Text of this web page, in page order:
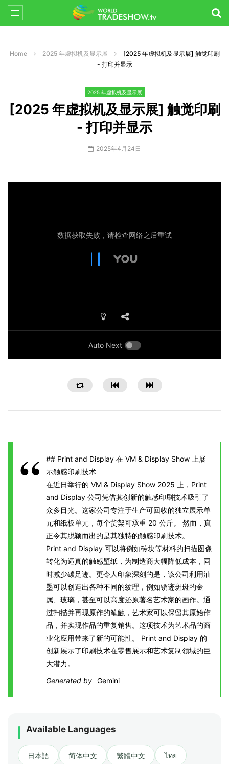
Home 2025 年虚拟机及显示展
[2025 年虚拟机及显示展] 触觉印刷
- 打印并显示
2025 年虚拟机及显示展
[2025 年虚拟机及显示展] 触觉印刷
- 打印并显示
2025年4月24日
Auto Next
## Print and Display 在 VM & Display Show 上展
示触感印刷技术
在近日举行的 VM & Display Show 2025 上，Print
and Display 公司凭借其创新的触感印刷技术吸引了
众多目光。这家公司专注于生产可回收的独立展示单
元和纸板单元，每个货架可承重 20 公斤。 然而，真
正令其脱颖而出的是其独特的触感印刷技术。
Print and Display 可以将例如砖块等材料的扫描图像
转化为逼真的触感壁纸，为制造商大幅降低成本，同
时减少碳足迹。更令人印象深刻的是，该公司利用油
墨可以创造出各种不同的纹理，例如锈迹斑斑的金
属、玻璃，甚至可以高度还原著名艺术家的画作。通
过扫描并再现原作的笔触，艺术家可以保留其原始作
品，并实现作品的重复销售。这项技术为艺术品的商
业化应用带来了新的可能性。 Print and Display 的
创新展示了印刷技术在零售展示和艺术复制领域的巨
大潜力。
Generated by Gemini
Available Languages
日本語 简体中文 繁體中文 ไทย